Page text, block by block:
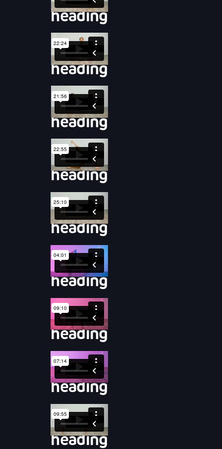
heading
heading
heading
heading
heading
heading
heading
heading
heading